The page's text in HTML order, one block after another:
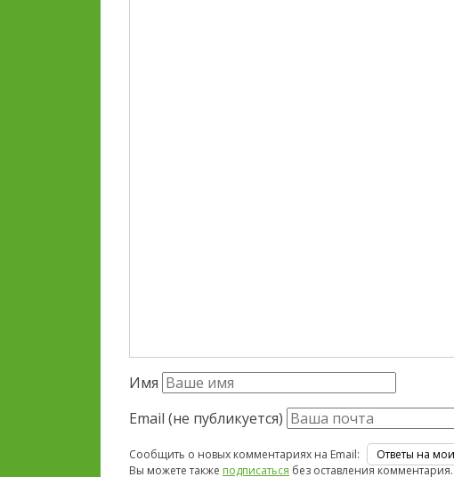
Имя
Email (не публикуется)
Сообщить о новых комментариях на Email:
Вы можете также подписаться без оставления комментария.